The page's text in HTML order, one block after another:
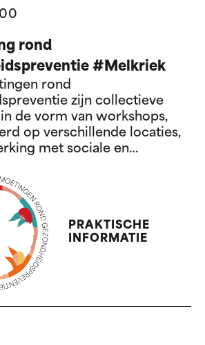
rond
#Melkriek
rond
zijn collectieve
de vorm van workshops,
op verschillende locaties,
met sociale en
activiteit
PRAKTISCHE
INFORMATIE